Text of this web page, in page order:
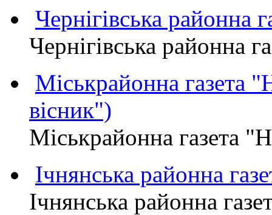
Чернігівська
Чернігівська
Міськрайонна
вісник")
Міськрайонна газета
Ічнянська районна
Ічнянська районна